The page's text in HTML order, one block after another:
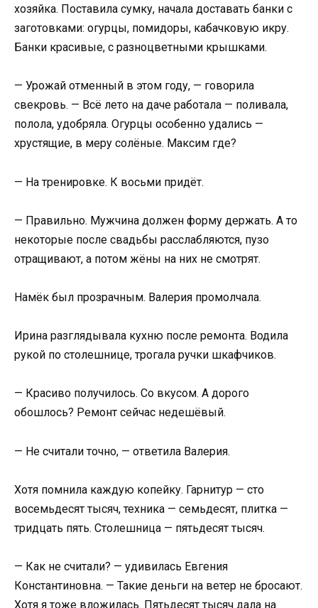
хозяйка. Поставила сумку, начала доставать банки с
заготовками: огурцы, помидоры, кабачковую икру.
Банки красивые, с разноцветными крышками.
— Урожай отменный в этом году, — говорила
свекровь. — Всё лето на даче работала — поливала,
полола, удобряла. Огурцы особенно удались —
хрустящие, в меру солёные. Максим где?
— На тренировке. К восьми придёт.
— Правильно. Мужчина должен форму держать. А то
некоторые после свадьбы расслабляются, пузо
отращивают, а потом жёны на них не смотрят.
Намёк был прозрачным. Валерия промолчала.
Ирина разглядывала кухню после ремонта. Водила
рукой по столешнице, трогала ручки шкафчиков.
— Красиво получилось. Со вкусом. А дорого
обошлось? Ремонт сейчас недешёвый.
— Не считали точно, — ответила Валерия.
Хотя помнила каждую копейку. Гарнитур — сто
восемьдесят тысяч, техника — семьдесят, плитка —
тридцать пять. Столешница — пятьдесят тысяч.
— Как не считали? — удивилась Евгения
Константиновна. — Такие деньги на ветер не бросают.
Хотя я тоже вложилась. Пятьдесят тысяч дала на